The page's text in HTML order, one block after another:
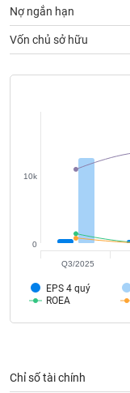
Nợ ngắn hạn
Vốn chủ sở hữu
EPS 4 quý
ROEA
0
10k
Q3/2025
Chỉ số tài chính
Công
cụ
đầu
tư
chính
chính